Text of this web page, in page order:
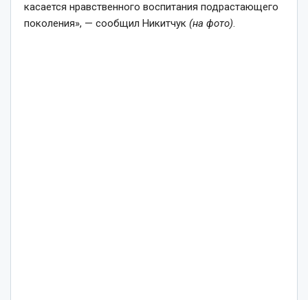
касается нравственного воспитания подрастающего
поколения», — сообщил Никитчук (на фото).